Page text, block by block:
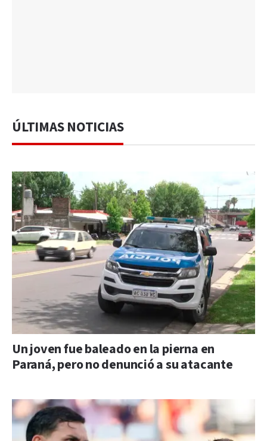
ÚLTIMAS NOTICIAS
Un joven fue baleado en la pierna en
Paraná, pero no denunció a su atacante